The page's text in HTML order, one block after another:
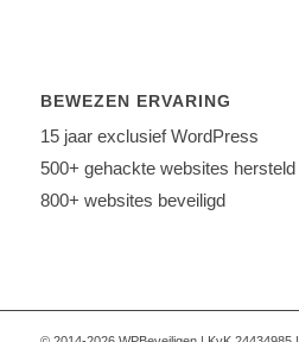
BEWEZEN ERVARING
15 jaar exclusief WordPress
500+ gehackte websites hersteld
800+ websites beveiligd